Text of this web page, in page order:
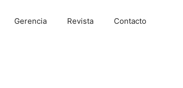
Gerencia Revista Contacto